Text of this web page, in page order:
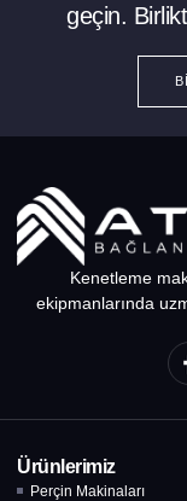
geçin.
Kenetleme
ekipmanlarında
Ürünlerimiz
Perçin Makinaları